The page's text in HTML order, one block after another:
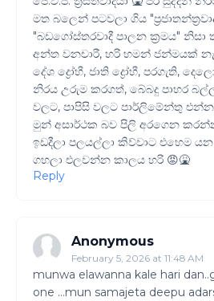
මත බලෙන් පටවලා ගිය
"බඩගෝස්තරවාදී පාලන ක්‍රමය"
අන්ත වනචාරී, හරි හමන් ජන්මයක්
දේශ ද්‍රෝහී, ජාති ද්‍රෝහී, පරගැති,
නිරය උරුම කරගත්, බේබදු පාහර
වලට, පාපිසි වලට පාර්ලිමේන්තු
මුන් අසාර්ථක බව පිලි අරගෙන
ඉඩදීලා පලයල්ලා කිව්වාට එහෙම
ගහලා එලවන්න කාලය හරි 😡🤮
Reply
Anonymous
February 5, 2026 at 11:48 AM
munwa elawanna kale hari
one ...mun samajeta deepu